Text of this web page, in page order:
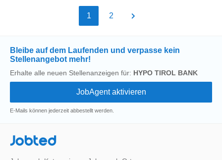
1 2
Bleibe auf dem Laufenden und verpasse kein
Stellenangebot mehr!
Erhalte alle neuen Stellenanzeigen für: HYPO TIROL BANK
E-Mails können jederzeit abbestellt werden.
Jobted